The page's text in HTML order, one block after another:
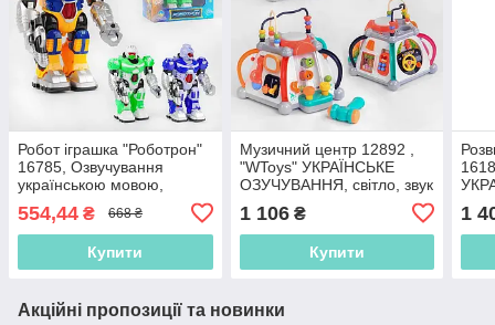
Робот іграшка "Роботрон"
16785, Озвучування
українською мовою,
554,44 ₴ 668 ₴
Купити
Музичний центр 12892 ,
"WToys" УКРАЇНСЬКЕ
ОЗУЧУВАННЯ, світло, звук
1 106₴
Купити
1
Акційні пропозиції та новинки